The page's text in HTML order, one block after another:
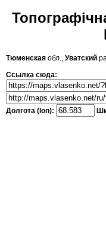
Тюменская обл., Уватский
Ссылка сюда:
Долгота (lon):